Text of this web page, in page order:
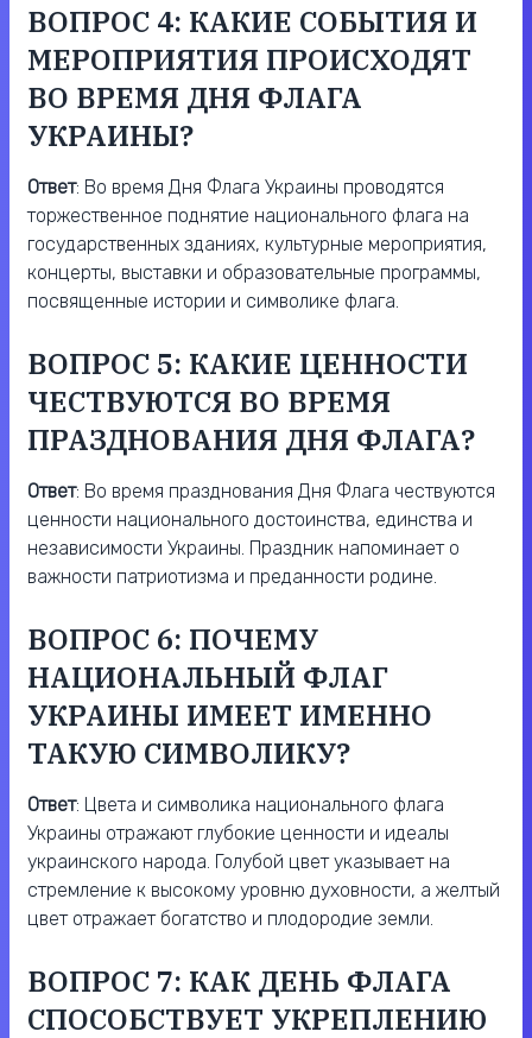
ВОПРОС 4: КАКИЕ СОБЫТИЯ И
МЕРОПРИЯТИЯ ПРОИСХОДЯТ
ВО ВРЕМЯ ДНЯ ФЛАГА
УКРАИНЫ?
Ответ: Во время Дня Флага Украины проводятся
торжественное поднятие национального флага на
государственных зданиях, культурные мероприятия,
концерты, выставки и образовательные программы,
посвященные истории и символике флага.
ВОПРОС 5: КАКИЕ ЦЕННОСТИ
ЧЕСТВУЮТСЯ ВО ВРЕМЯ
ПРАЗДНОВАНИЯ ДНЯ ФЛАГА?
Ответ: Во время празднования Дня Флага чествуются
ценности национального достоинства, единства и
независимости Украины. Праздник напоминает о
важности патриотизма и преданности родине.
ВОПРОС 6: ПОЧЕМУ
НАЦИОНАЛЬНЫЙ ФЛАГ
УКРАИНЫ ИМЕЕТ ИМЕННО
ТАКУЮ СИМВОЛИКУ?
Ответ: Цвета и символика национального флага
Украины отражают глубокие ценности и идеалы
украинского народа. Голубой цвет указывает на
стремление к высокому уровню духовности, а желтый
цвет отражает богатство и плодородие земли.
ВОПРОС 7: КАК ДЕНЬ ФЛАГА
СПОСОБСТВУЕТ УКРЕПЛЕНИЮ